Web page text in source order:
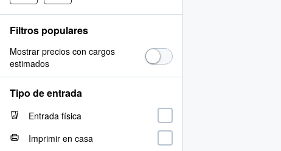
Filtros populares
Mostrar precios con cargos
estimados
Tipo de entrada
Entrada física
Imprimir en casa